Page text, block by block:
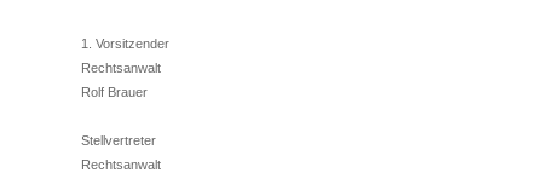
1. Vorsitzender
Rechtsanwalt
Rolf Brauer
Stellvertreter
Rechtsanwalt